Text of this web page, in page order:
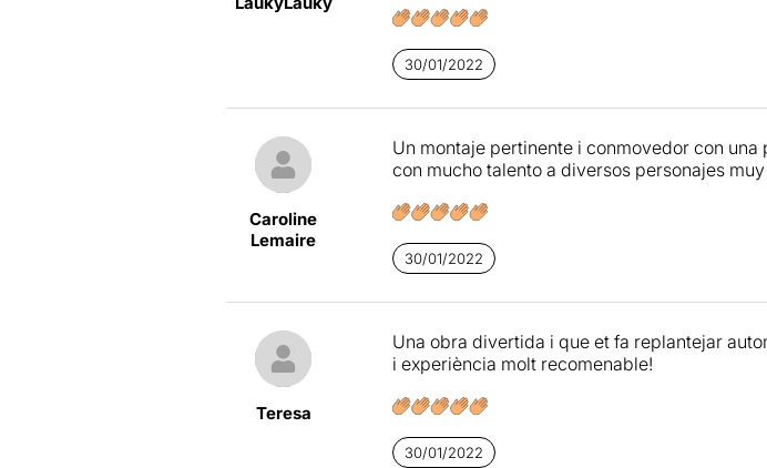
van amb inèrcia per la vida.
producció d’aquestes característiques
30/01/2022
Caroline
Lemaire
Un montaje pertinente i conmovedor con
con mucho talento a diversos personajes
30/01/2022
Teresa
Una obra divertida i que et fa replantejar
i experiència molt recomenable!
30/01/2022